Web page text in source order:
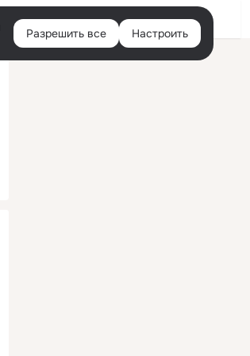
Войти
Разрешить все Настроить